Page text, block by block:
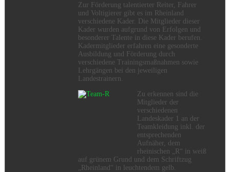
Zur Förderung talentierter Reiter, Fahrer
und Voltigierer gibt es im Rheinland
verschiedene Kader. Die Mitglieder dieser
Kader wurden aufgrund von Erfolgen und
besonderer Talente in diese Kader berufen.
Kadermitglieder erfahren eine gesonderte
Ausbildung und Förderung durch
verschiedene Trainingsmaßnahmen sowie
Lehrgängen bei den jeweiligen
Landestrainern.
Zu erkennen sind die
Mitglieder der
verschiedenen
Landeskader 1 an der
Teamkleidung inkl. der
entsprechenden
Aufnäher, dem
rheinischen „R“ in weiß
auf grünem Grund und dem Schriftzug
„Rheinland“ in leuchtendem gelb.